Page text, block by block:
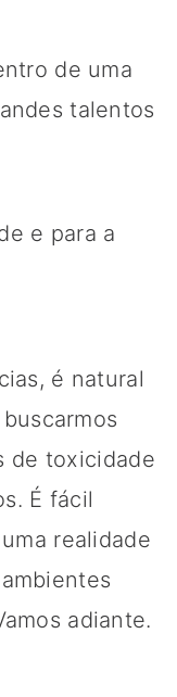
de uma
talentos
e para a
é natural
de toxicidade
É fácil
realidade
adiante.